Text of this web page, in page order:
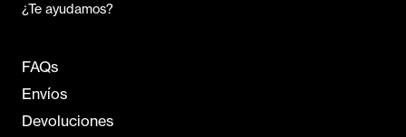
¿Te ayudamos?
FAQs
Envíos
Devoluciones